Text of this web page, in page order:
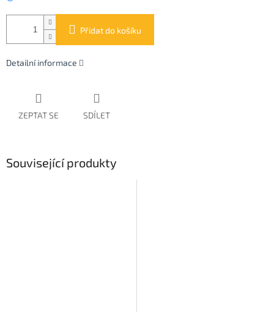
Přidat do košíku
Detailní informace
ZEPTAT SE SDÍLET
Související produkty